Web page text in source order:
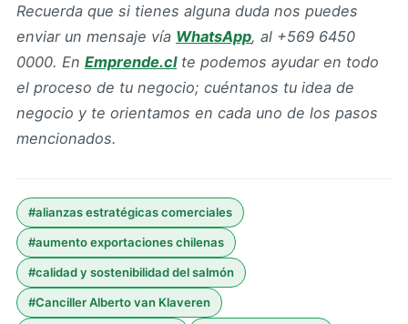
Recuerda que si tienes alguna duda nos puedes
enviar un mensaje vía WhatsApp, al +569 6450
0000. En Emprende.clte podemos ayudar en todo
el proceso de tu negocio; cuéntanos tu idea de
negocio y te orientamos en cada uno de los pasos
mencionados.
#alianzas estratégicas comerciales
#aumento exportaciones chilenas
#calidad y sostenibilidad del salmón
#Canciller Alberto van Klaveren